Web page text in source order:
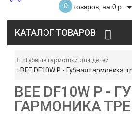
0 товаров, на 0 р.
КАТАЛОГ ТОВАРОВ
Губные гармошки для детей
BEE DF10W P - Губная гармоника
BEE DF10W P -
ГАРМОНИКА